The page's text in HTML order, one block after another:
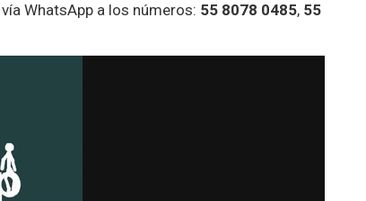
WhatsApp a los números: 55 8078 0485, 55